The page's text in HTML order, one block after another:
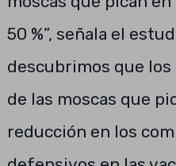
50 %”, señala el
descubrimos que
de las moscas que
reducción en los